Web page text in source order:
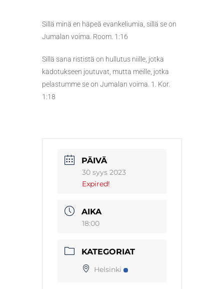
Sillä minä en häpeä evankeliumia, sillä se on
Jumalan voima. Room. 1:16
Sillä sana rististä on hullutus niille, jotka
kadotukseen joutuvat, mutta meille, jotka
pelastumme se on Jumalan voima. 1. Kor.
1:18
PÄIVÄ
30 syys 2023
Expired!
AIKA
18:00
KATEGORIAT
Helsinki